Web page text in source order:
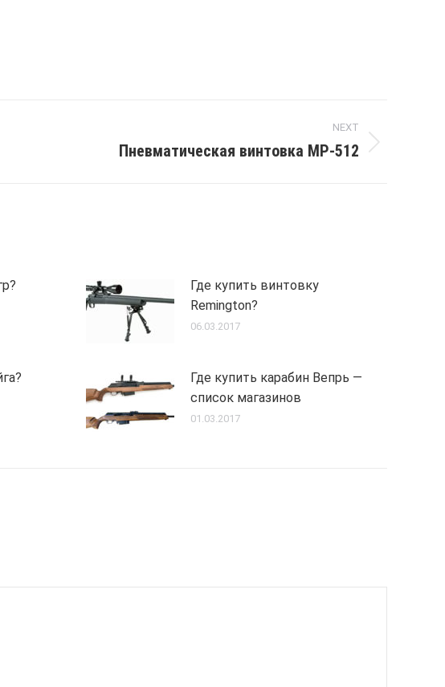
NEXT
Пневматическая винтовка МР-512
Где купить винтовку
Remington?
06.03.2017
Где купить карабин Вепрь —
список магазинов
01.03.2017